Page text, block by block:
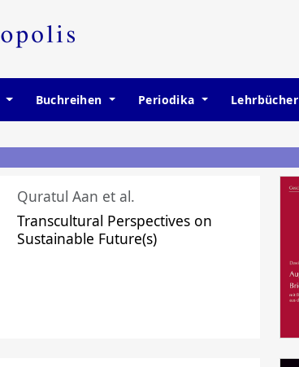
Buchreihen Periodika Lehrbücher
Quratul Aan et al.
Transcultural Perspectives on
Sustainable Future(s)